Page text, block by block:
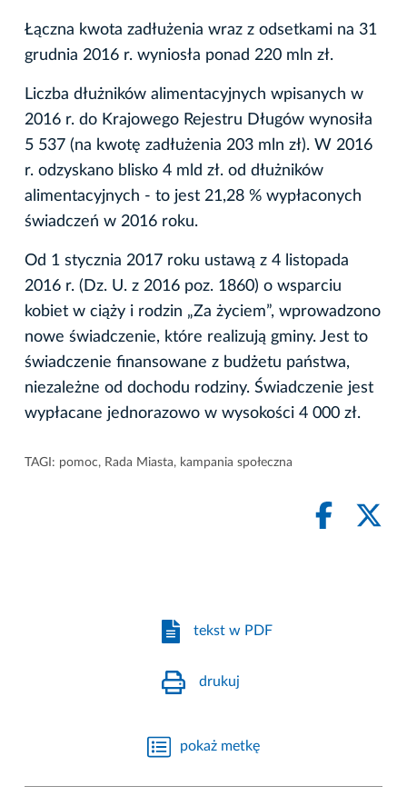
Łączna kwota zadłużenia wraz z odsetkami na 31
grudnia 2016 r. wyniosła ponad 220 mln zł.
Liczba dłużników alimentacyjnych wpisanych w
2016 r. do Krajowego Rejestru Długów wynosiła
5 537 (na kwotę zadłużenia 203 mln zł). W 2016
r. odzyskano blisko 4 mld zł. od dłużników
alimentacyjnych - to jest 21,28 % wypłaconych
świadczeń w 2016 roku.
Od 1 stycznia 2017 roku ustawą z 4 listopada
2016 r. (Dz. U. z 2016 poz. 1860) o wsparciu
kobiet w ciąży i rodzin „Za życiem”, wprowadzono
nowe świadczenie, które realizują gminy. Jest to
świadczenie finansowane z budżetu państwa,
niezależne od dochodu rodziny. Świadczenie jest
wypłacane jednorazowo w wysokości 4 000 zł.
TAGI: pomoc, Rada Miasta, kampania społeczna
tekst w PDF
drukuj
pokaż metkę